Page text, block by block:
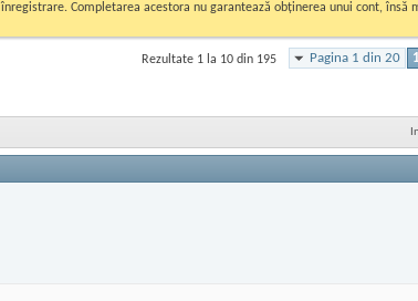
Completarea acestora nu garantează obținerea unui cont, însă
Pagina 1 din 20 1
Rezultate 1 la 10 din 195